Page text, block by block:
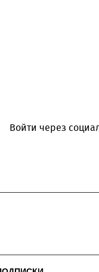
Войти через